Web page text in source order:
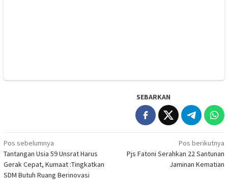
SEBARKAN
Navigasi
pos
Pos sebelumnya
Tantangan Usia 59 Unsrat Harus
Gerak Cepat, Kumaat :Tingkatkan
SDM Butuh Ruang Berinovasi
Pos berikutnya
Pjs Fatoni Serahkan 22 Santunan
Jaminan Kematian